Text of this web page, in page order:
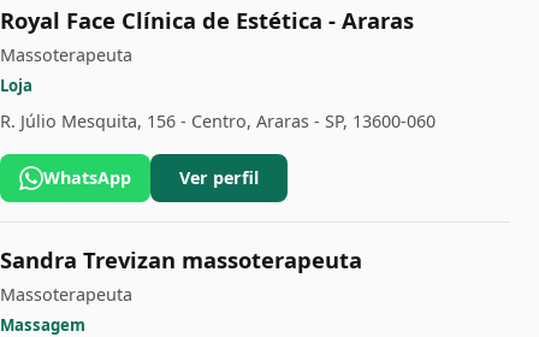
Royal Face Clínica de Estética - Araras
Massoterapeuta
Loja
R. Júlio Mesquita, 156 - Centro, Araras - SP, 13600-060
WhatsApp Ver perfil
Sandra Trevizan massoterapeuta
Massoterapeuta
Massagem